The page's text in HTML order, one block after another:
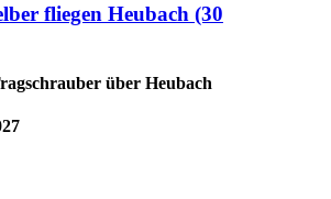
fliegen Heubach (30
über Heubach